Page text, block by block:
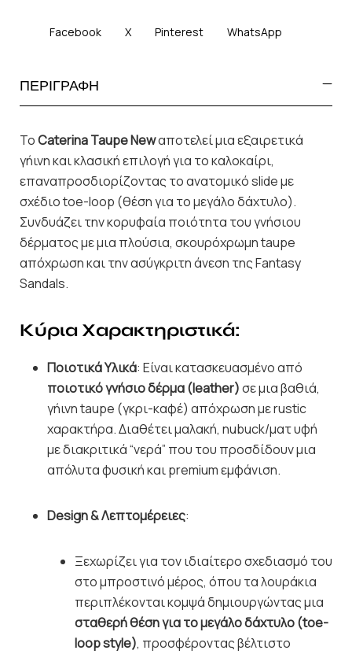
Facebook X Pinterest WhatsApp
ΠΕΡΙΓΡΑΦΗ
ΤοCaterina Taupe Newαποτελεί μια εξαιρετικά
γήινη και κλασική επιλογή για το καλοκαίρι,
επαναπροσδιορίζοντας το ανατομικό slide με
σχέδιο toe-loop (θέση για το μεγάλο δάχτυλο).
Συνδυάζει την κορυφαία ποιότητα του γνήσιου
δέρματος με μια πλούσια, σκουρόχρωμη taupe
απόχρωση και την ασύγκριτη άνεση της Fantasy
Sandals.
Κύρια Χαρακτηριστικά:
Ποιοτικά Υλικά: Είναι κατασκευασμένο από
ποιοτικό γνήσιο δέρμα (leather)σε μια βαθιά,
γήινη taupe (γκρι-καφέ) απόχρωση με rustic
χαρακτήρα. Διαθέτει μαλακή, nubuck/ματ υφή
με διακριτικά “νερά” που του προσδίδουν μια
απόλυτα φυσική και premium εμφάνιση.
Design & Λεπτομέρειες:
Ξεχωρίζει για τον ιδιαίτερο σχεδιασμό του
στο μπροστινό μέρος, όπου τα λουράκια
περιπλέκονται κομψά δημιουργώντας μια
σταθερή θέση για το μεγάλο δάχτυλο (toe-
loop style), προσφέροντας βέλτιστο